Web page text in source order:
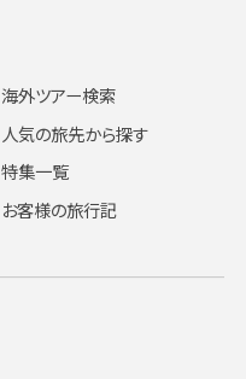
海外ツアー検索
人気の旅先から探す
特集一覧
お客様の旅行記